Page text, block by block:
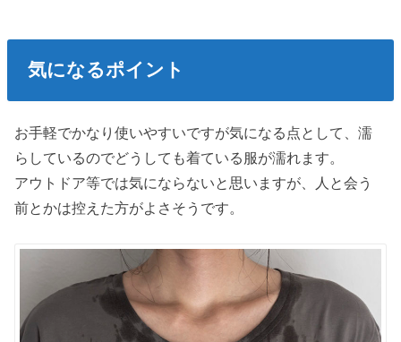
気になるポイント
お手軽でかなり使いやすいですが気になる点として、濡
らしているのでどうしても着ている服が濡れます。
アウトドア等では気にならないと思いますが、人と会う
前とかは控えた方がよさそうです。